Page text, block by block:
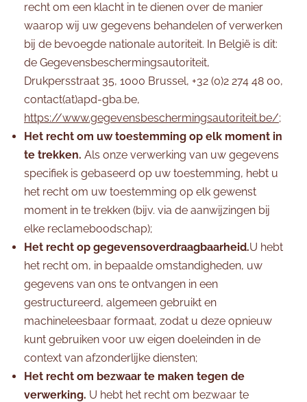
recht om een klacht in te dienen over de manier
waarop wij uw gegevens behandelen of verwerken
bij de bevoegde nationale autoriteit. In België is dit:
de Gegevensbeschermingsautoriteit,
Drukpersstraat 35, 1000 Brussel, +32 (0)2 274 48 00,
contact(at)apd-gba.be,
https://www.gegevensbeschermingsautoriteit.be/;
Het recht om uw toestemming op elk moment in
te trekken. Als onze verwerking van uw gegevens
specifiek is gebaseerd op uw toestemming, hebt u
het recht om uw toestemming op elk gewenst
moment in te trekken (bijv. via de aanwijzingen bij
elke reclameboodschap);
Het recht op gegevensoverdraagbaarheid.U hebt
het recht om, in bepaalde omstandigheden, uw
gegevens van ons te ontvangen in een
gestructureerd, algemeen gebruikt en
machineleesbaar formaat, zodat u deze opnieuw
kunt gebruiken voor uw eigen doeleinden in de
context van afzonderlijke diensten;
Het recht om bezwaar te maken tegen de
verwerking. U hebt het recht om bezwaar te